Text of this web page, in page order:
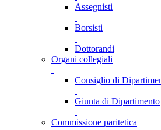
Assegnisti
Borsisti
Dottorandi
Organi collegiali
Consiglio di
Giunta di Dipartimento
Commissione paritetica